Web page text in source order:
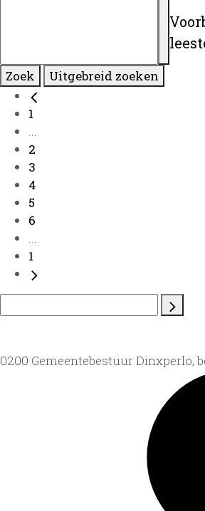
Zoek Uitgebreid zoeken
1
...
2
3
4
5
6
...
1
0200 Gemeentebestuur Dinxperlo,